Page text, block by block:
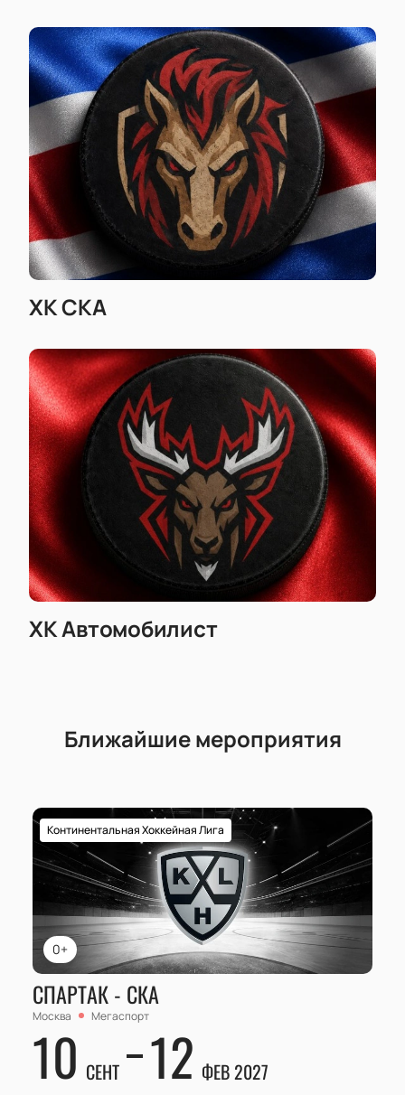
Простая схема зала помогает выбрать
лучшие места для просмотра игры;
Онлайн-бронирование экономит время — не
нужно ждать в очереди;
Доступны ВИП-ложи для тех, кто хочет
максимального комфорта во время матча;
Корпоративным клиентам предоставляем
выгодные условия для покупки билетов;
Оформите заказ по телефону — мы быстро
обработаем заявку;
Цены на билеты прозрачные — вы заранее
знаете стоимость;
Стоимость зависит от выбранного сектора и
категории;
подлинность билетов и удобство оформления
заказа.
На нашем сайте вы найдете свежую информацию о
времени начала матча, продолжительности игры и
сможете купить билеты на хоккей по выгодной
цене. Не пропустите шанс стать частью этого
события — ваш выбор подарит новые впечатления!
ХК СКА
ХК Автомобилист
Ближайшие мероприятия
0+
Континентальная Хоккейная Лига
СПАРТАК - СКА
Москва Мегаспорт
10 СЕНТ 12 ФЕВ 2027